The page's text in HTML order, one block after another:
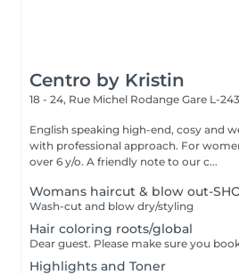
Centro by Kristin
18 - 24, Rue Michel Rodange Gare L-
English speaking high-end, cosy and
with professional approach. For
over 6 y/o. A friendly note to our c...
Womans haircut & blow out-
Wash-cut and blow dry/styling
Hair coloring roots/global
Highlights and Toner